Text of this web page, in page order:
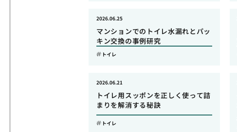
マンションでのトイレ水漏れとパッ
キン交換の事例研究
2026.06.25
トイレ
トイレ用スッポンを正しく使って詰
まりを解消する秘訣
2026.06.21
トイレ